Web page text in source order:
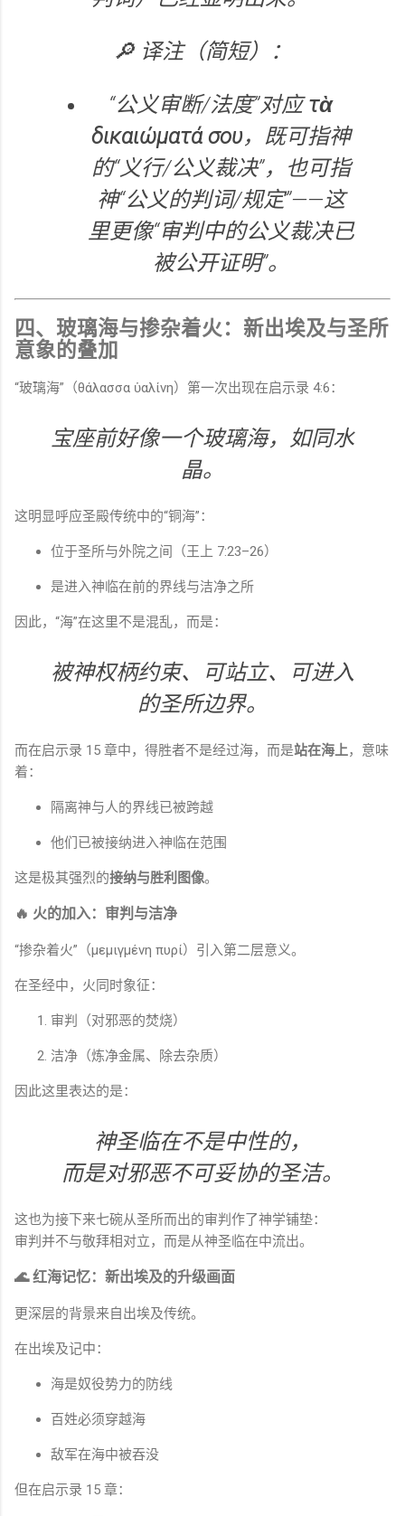
🔎 译注（简短）：
“公义审断/法度”对应τὰ
δικαιώματά σου，既可指神
的“义行/公义裁决”，也可指
神“公义的判词/规定”——这
里更像“审判中的公义裁决已
被公开证明”。
四、玻璃海与掺杂着火：新出埃及与圣所
意象的叠加
“玻璃海”（θάλασσα ὑαλίνη）第一次出现在启示录 4:6：
宝座前好像一个玻璃海，如同水
晶。
这明显呼应圣殿传统中的“铜海”：
位于圣所与外院之间（王上 7:23–26）
是进入神临在前的界线与洁净之所
因此，“海”在这里不是混乱，而是：
被神权柄约束、可站立、可进入
的圣所边界。
而在启示录 15 章中，得胜者不是经过海，而是站在海上，意味
着：
隔离神与人的界线已被跨越
他们已被接纳进入神临在范围
这是极其强烈的接纳与胜利图像。
🔥 火的加入：审判与洁净
“掺杂着火”（μεμιγμένη πυρί）引入第二层意义。
在圣经中，火同时象征：
审判（对邪恶的焚烧）
洁净（炼净金属、除去杂质）
因此这里表达的是：
神圣临在不是中性的，
而是对邪恶不可妥协的圣洁。
这也为接下来七碗从圣所而出的审判作了神学铺垫：
审判并不与敬拜相对立，而是从神圣临在中流出。
🌊 红海记忆：新出埃及的升级画面
更深层的背景来自出埃及传统。
在出埃及记中：
海是奴役势力的防线
百姓必须穿越海
敌军在海中被吞没
但在启示录 15 章：